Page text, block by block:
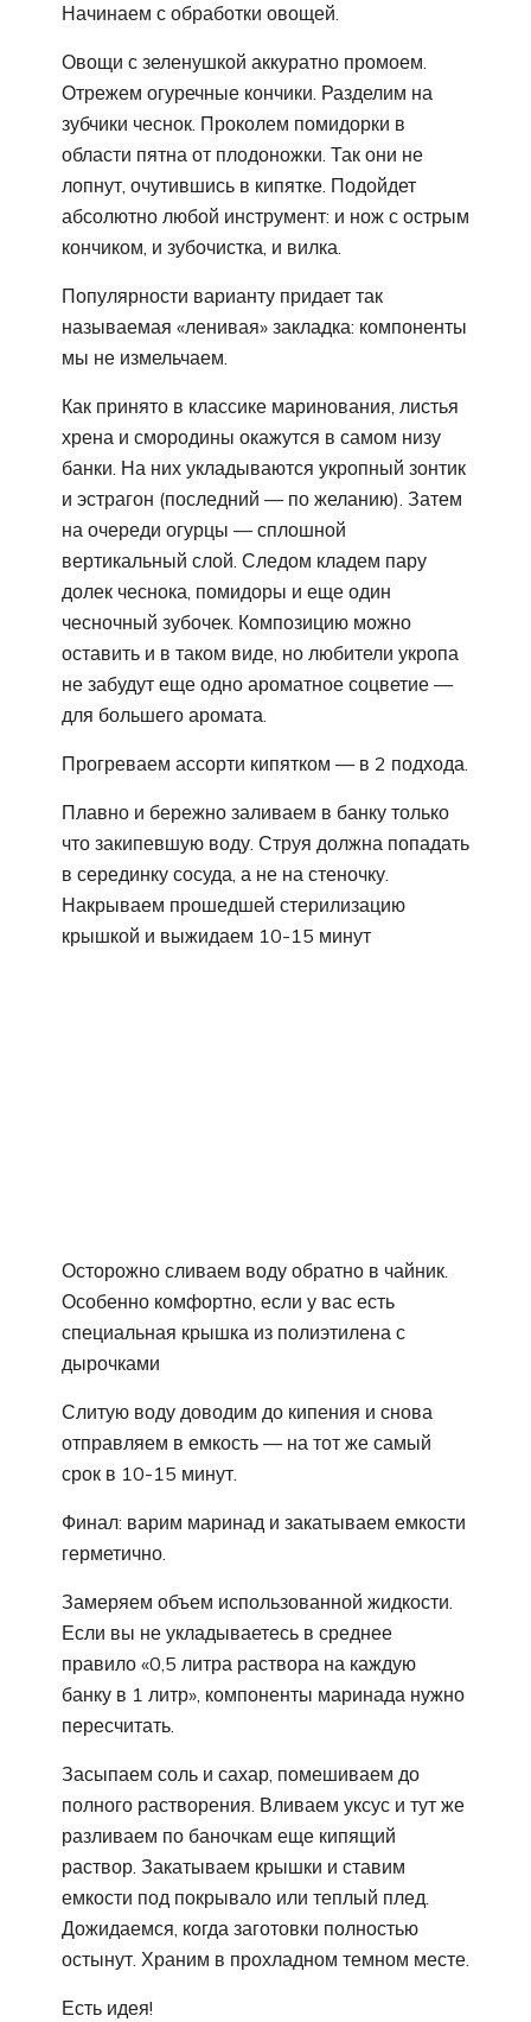
Начинаем с обработки овощей.
Овощи с зеленушкой аккуратно промоем.
Отрежем огуречные кончики. Разделим на
зубчики чеснок. Проколем помидорки в
области пятна от плодоножки. Так они не
лопнут, очутившись в кипятке. Подойдет
абсолютно любой инструмент: и нож с острым
кончиком, и зубочистка, и вилка.
Популярности варианту придает так
называемая «ленивая» закладка: компоненты
мы не измельчаем.
Как принято в классике маринования, листья
хрена и смородины окажутся в самом низу
банки. На них укладываются укропный зонтик
и эстрагон (последний — по желанию). Затем
на очереди огурцы — сплошной
вертикальный слой. Следом кладем пару
долек чеснока, помидоры и еще один
чесночный зубочек. Композицию можно
оставить и в таком виде, но любители укропа
не забудут еще одно ароматное соцветие —
для большего аромата.
Прогреваем ассорти кипятком — в 2 подхода.
Плавно и бережно заливаем в банку только
что закипевшую воду. Струя должна попадать
в серединку сосуда, а не на стеночку.
Накрываем прошедшей стерилизацию
крышкой и выжидаем 10-15 минут
Осторожно сливаем воду обратно в чайник.
Особенно комфортно, если у вас есть
специальная крышка из полиэтилена с
дырочками
Слитую воду доводим до кипения и снова
отправляем в емкость — на тот же самый
срок в 10-15 минут.
Финал: варим маринад и закатываем емкости
герметично.
Замеряем объем использованной жидкости.
Если вы не укладываетесь в среднее
правило «0,5 литра раствора на каждую
банку в 1 литр», компоненты маринада нужно
пересчитать.
Засыпаем соль и сахар, помешиваем до
полного растворения. Вливаем уксус и тут же
разливаем по баночкам еще кипящий
раствор. Закатываем крышки и ставим
емкости под покрывало или теплый плед.
Дожидаемся, когда заготовки полностью
остынут. Храним в прохладном темном месте.
Есть идея!